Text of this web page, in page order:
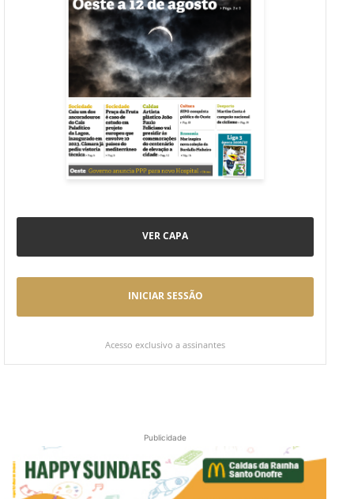
VER CAPA
INICIAR SESSÃO
Acesso exclusivo a assinantes
Publicidade